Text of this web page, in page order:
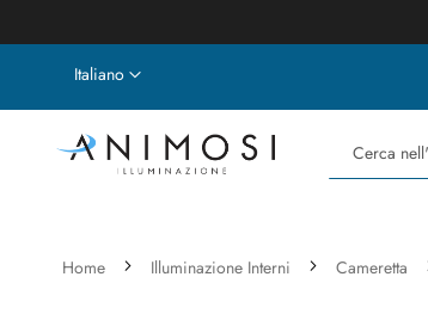
Lingua
Italiano
Cerca
Home Illuminazione Interni Cameretta